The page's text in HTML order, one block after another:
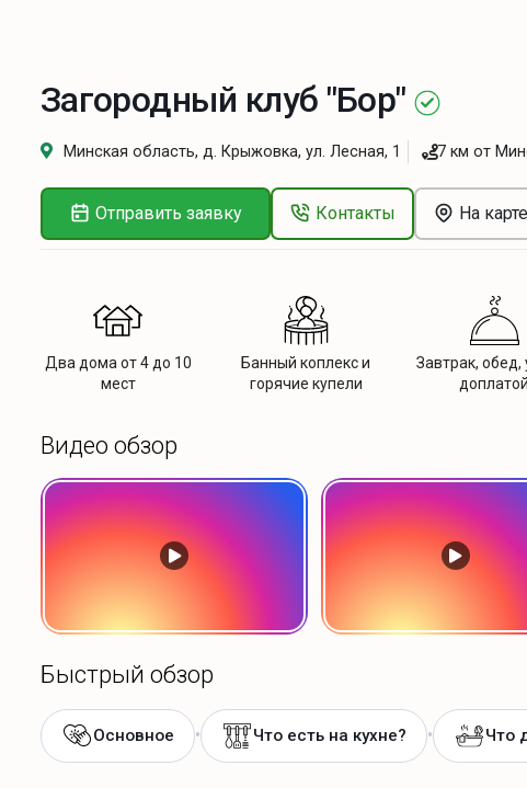
Загородный клуб "Бор"
Минская область, д. Крыжовка, ул. Лесная, 1 7 км от
Отправить заявку Контакты На карте
Два дома от 4 до 10
мест
Банный коплекс и
горячие купели
Завтрак, обед,
доплатой
Видео обзор
Быстрый обзор
Основное • Что есть на кухне? • Что